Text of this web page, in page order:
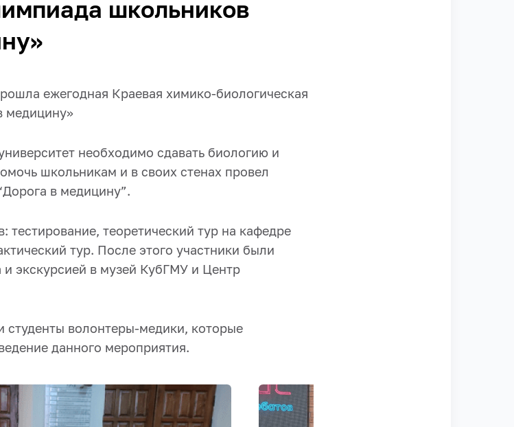
школьников
ежегодная Краевая химико-биологическая
медицину»
необходимо сдавать биологию и
школьникам и в своих стенах провел
в медицину”.
тестирование, теоретический тур на кафедре
тур. После этого участники были
экскурсией в музей КубГМУ и Центр
студенты волонтеры-медики, которые
данного мероприятия.